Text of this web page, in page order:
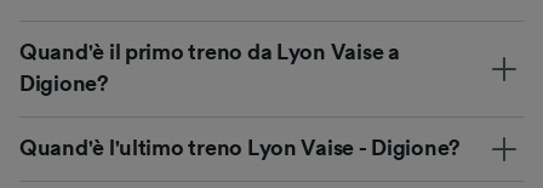
Quand'è il primo treno da Lyon Vaise a
Digione?
Quand'è l'ultimo treno Lyon Vaise - Digione?